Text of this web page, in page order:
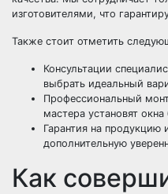
изготовителями, что
Также стоит отметить
Консультации
выбрать идеальный
Профессиональный
мастера установят
Гарантия на продукцию
дополнительную
Как